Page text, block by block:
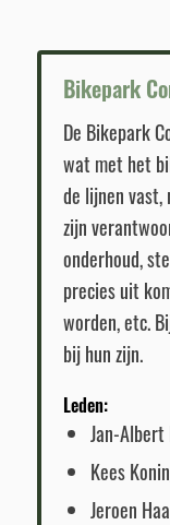
Bikepark
De Bikepark
wat met het
de lijnen vast,
zijn
onderhoud,
precies uit
worden, etc.
bij hun zijn.
Leden:
Jan-
Kees
Jeroen